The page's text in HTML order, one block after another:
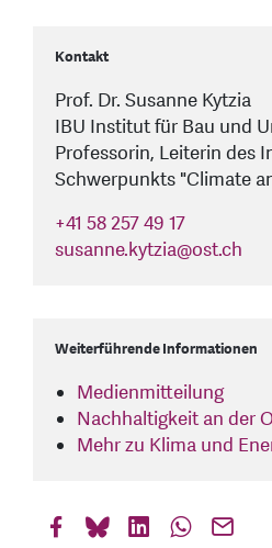
Kontakt
Prof. Dr. Susanne Kytzia
IBU Institut für Bau und
Professorin, Leiterin des
Schwerpunkts "Climate
+41 58 257 49 17
susanne.kytzia@ost.ch
Weiterführende Informationen
Medienmitteilung
Nachhaltigkeit an der
Mehr zu Klima und